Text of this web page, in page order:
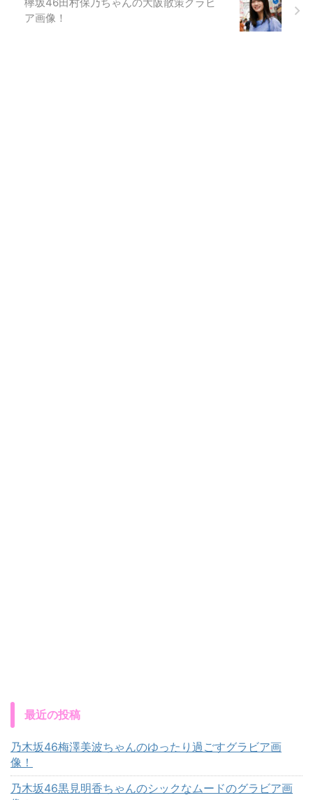
ア画像！
最近の投稿
乃木坂46梅澤美波ちゃんのゆったり過ごすグラビア画
像！
乃木坂46黒見明香ちゃんのシックなムードのグラビア画